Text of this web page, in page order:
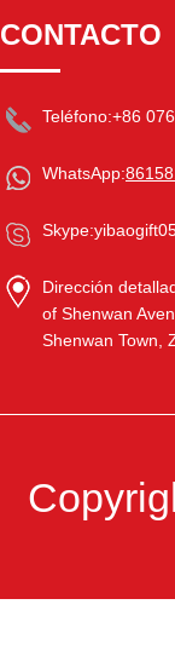
CONTACTO
Teléfono:+86
WhatsApp:
Skype:
Dirección
of Shenwan
Shenwan Town,